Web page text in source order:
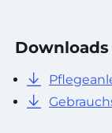
Downloads